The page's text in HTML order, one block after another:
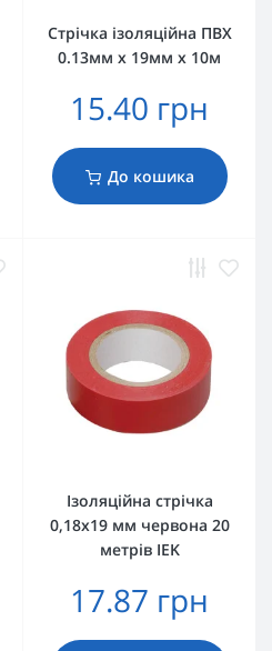
Стрічка ізоляційна ПВХ
0.13мм х 19мм х 10м
15.40 грн
До кошика
Ізоляційна стрічка
0,18х19 мм червона 20
метрів IEK
17.87 грн